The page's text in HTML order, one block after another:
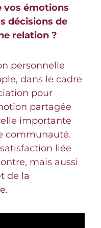
vos émotions
décisions de
relation ?
personnelle
dans le cadre
pour
partagée
importante
communauté.
liée
mais aussi
de la